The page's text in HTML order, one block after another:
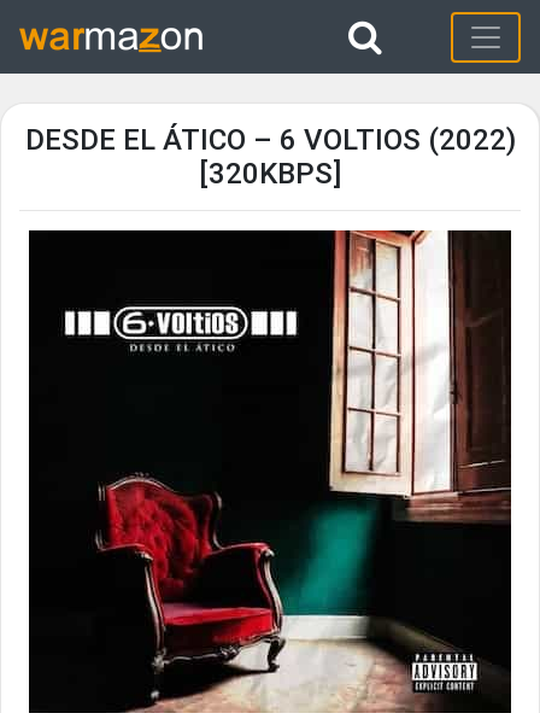
DESDE EL ÁTICO – 6 VOLTIOS (2022)
[320KBPS]